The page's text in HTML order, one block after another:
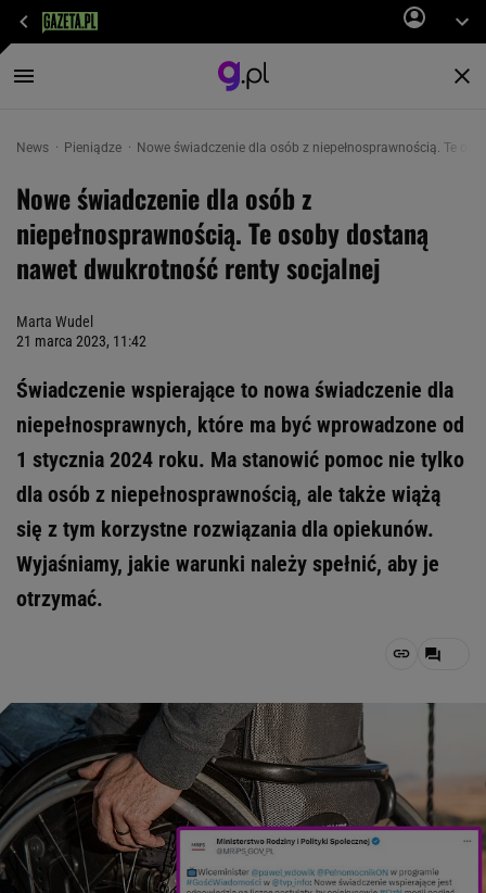
News Pieniądze Nowe świadczenie dla osób z niepełnosprawnością. Te
Nowe świadczenie dla osób z
niepełnosprawnością. Te osoby dostaną
nawet dwukrotność renty socjalnej
Marta Wudel
21 marca 2023, 11:42
Świadczenie wspierające to nowa świadczenie dla
niepełnosprawnych, które ma być wprowadzone od
1 stycznia 2024 roku. Ma stanowić pomoc nie tylko
dla osób z niepełnosprawnością, ale także wiążą
się z tym korzystne rozwiązania dla opiekunów.
Wyjaśniamy, jakie warunki należy spełnić, aby je
otrzymać.